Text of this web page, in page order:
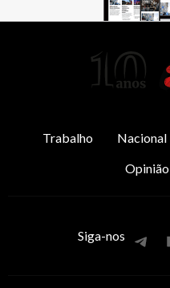
Trabalho Nacional
Opinião
Siga-nos